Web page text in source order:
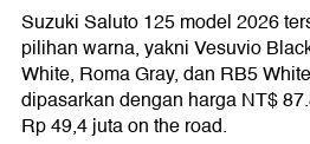
Suzuki Saluto 125 model 2026
pilihan warna, yakni Vesuvio
White, Roma Gray, dan RB5
dipasarkan dengan harga NT$
Rp 49,4 juta on the road.